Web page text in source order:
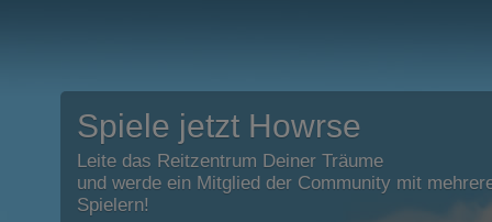
Spiele jetzt Howrse
Leite das Reitzentrum Deiner Träume
und werde ein Mitglied der Community mit
Spielern!